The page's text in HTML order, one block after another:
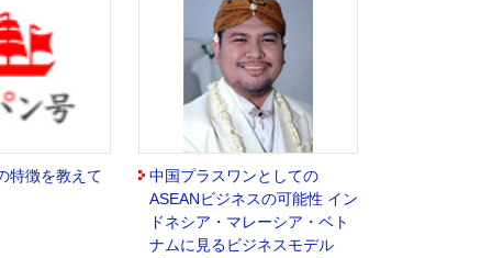
特徴を教えて
中国プラスワンとしての
ASEANビジネスの可能性 イン
ドネシア・マレーシア・ベト
ナムに見るビジネスモデル